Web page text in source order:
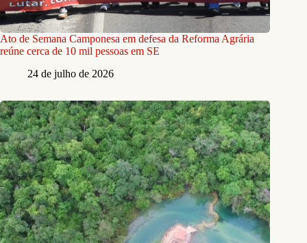
Ato de Semana Camponesa em defesa da Reforma Agrária
reúne cerca de 10 mil pessoas em SE
24 de julho de 2026